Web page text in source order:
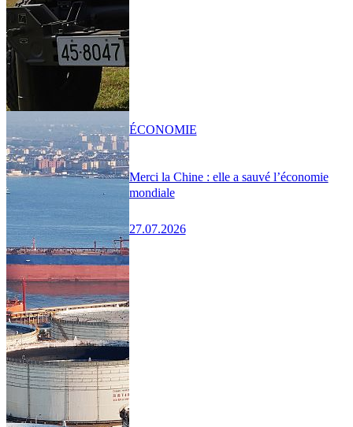
Merci la Chine : elle a sauvé l’économie
mondiale
27.07.2026
ÉCONOMIE